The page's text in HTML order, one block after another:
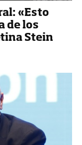
«Esto
de los
Stein